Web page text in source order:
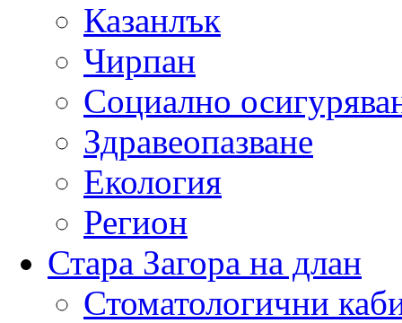
Казанлък
Чирпан
Социално
Здравеопазване
Екология
Регион
Стара Загора на длан
Стоматологични